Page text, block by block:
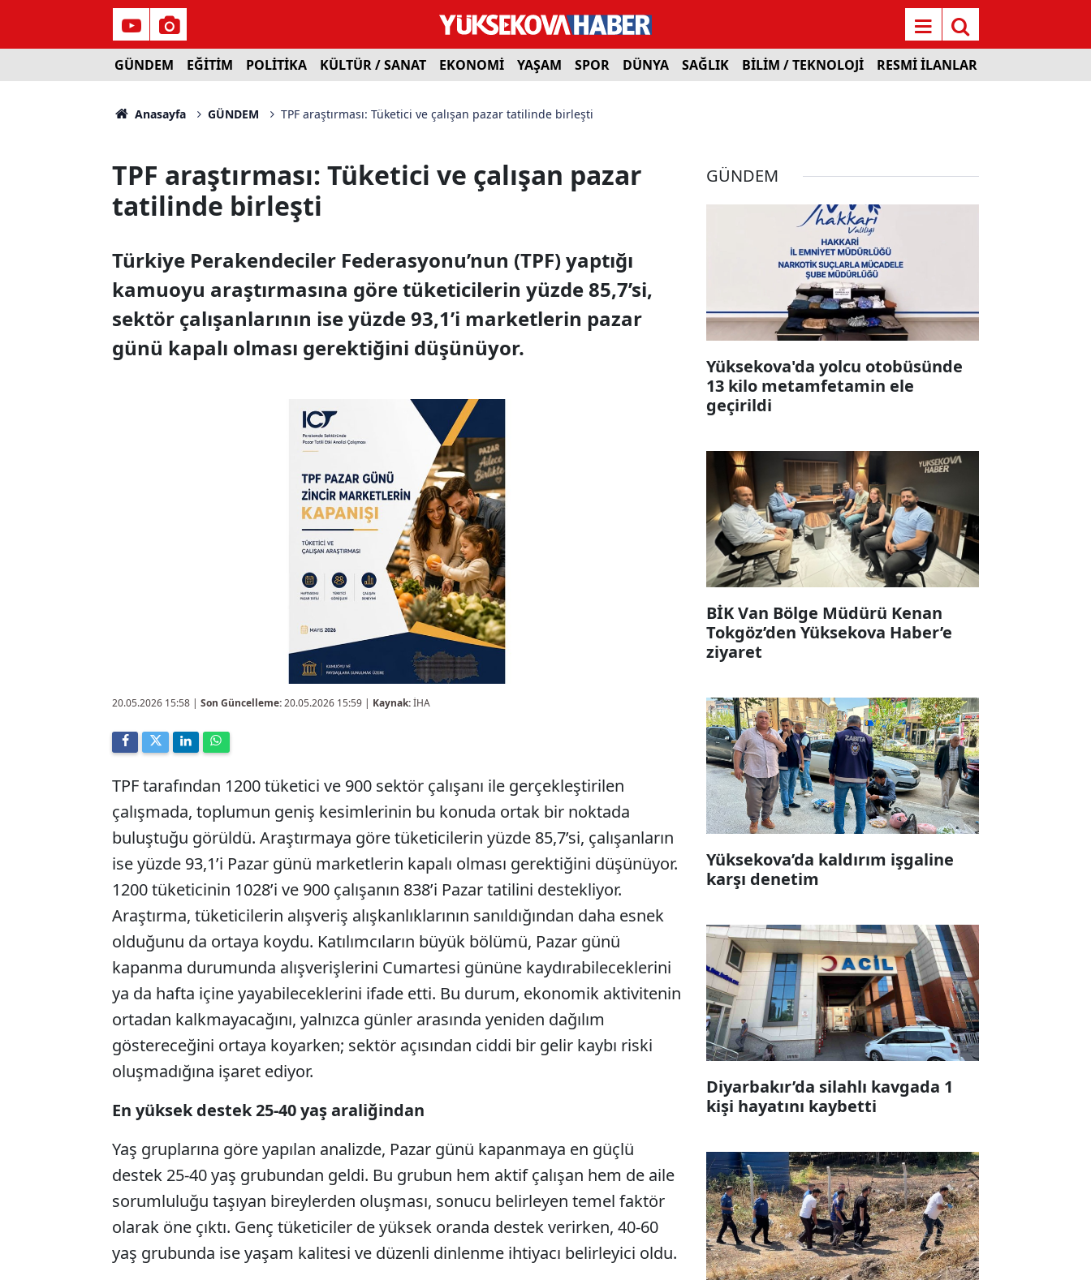
GÜNDEM EĞİTİM POLİTİKA KÜLTÜR / SANAT EKONOMİ YAŞAM SPOR DÜNYA SAĞLIK BİLİM / TEKNOLOJİ RESMİ İLANLAR
Anasayfa GÜNDEM TPF araştırması: Tüketici ve çalışan pazar tatilinde birleşti
TPF araştırması: Tüketici ve çalışan pazar
tatilinde birleşti
Türkiye Perakendeciler Federasyonu’nun (TPF) yaptığı
kamuoyu araştırmasına göre tüketicilerin yüzde 85,7’si,
sektör çalışanlarının ise yüzde 93,1’i marketlerin pazar
günü kapalı olması gerektiğini düşünüyor.
20.05.2026 15:58 | Son Güncelleme:20.05.2026 15:59 | Kaynak:İHA
TPF tarafından 1200 tüketici ve 900 sektör çalışanı ile gerçekleştirilen
çalışmada, toplumun geniş kesimlerinin bu konuda ortak bir noktada
buluştuğu görüldü. Araştırmaya göre tüketicilerin yüzde 85,7’si, çalışanların
ise yüzde 93,1’i Pazar günü marketlerin kapalı olması gerektiğini düşünüyor.
1200 tüketicinin 1028’i ve 900 çalışanın 838’i Pazar tatilini destekliyor.
Araştırma, tüketicilerin alışveriş alışkanlıklarının sanıldığından daha esnek
olduğunu da ortaya koydu. Katılımcıların büyük bölümü, Pazar günü
kapanma durumunda alışverişlerini Cumartesi gününe kaydırabileceklerini
ya da hafta içine yayabileceklerini ifade etti. Bu durum, ekonomik aktivitenin
ortadan kalkmayacağını, yalnızca günler arasında yeniden dağılım
göstereceğini ortaya koyarken; sektör açısından ciddi bir gelir kaybı riski
oluşmadığına işaret ediyor.
En yüksek destek 25-40 yaş araliğindan
Yaş gruplarına göre yapılan analizde, Pazar günü kapanmaya en güçlü
destek 25-40 yaş grubundan geldi. Bu grubun hem aktif çalışan hem de aile
sorumluluğu taşıyan bireylerden oluşması, sonucu belirleyen temel faktör
olarak öne çıktı. Genç tüketiciler de yüksek oranda destek verirken, 40-60
yaş grubunda ise yaşam kalitesi ve düzenli dinlenme ihtiyacı belirleyici oldu.
GÜNDEM
Yüksekova'da yolcu otobüsünde
13 kilo metamfetamin ele
geçirildi
BİK Van Bölge Müdürü Kenan
Tokgöz’den Yüksekova Haber’e
ziyaret
Yüksekova’da kaldırım işgaline
karşı denetim
Diyarbakır’da silahlı kavgada 1
kişi hayatını kaybetti